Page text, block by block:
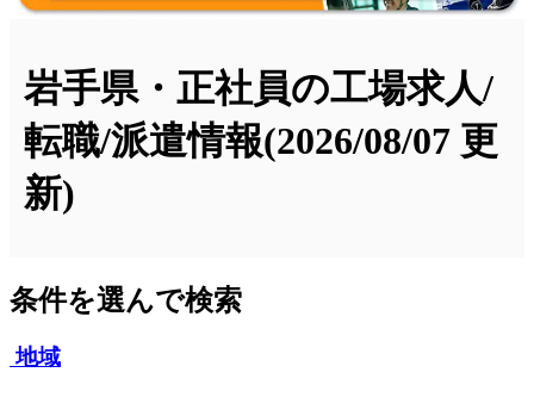
岩手県・正社員の工場求人/
転職/派遣情報(2026/08/07 更
新)
条件を選んで検索
地域